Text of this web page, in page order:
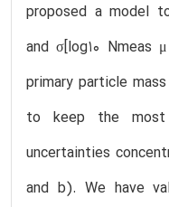
proposed a model
and σ[log10
primary particle
to keep the most
uncertainties
and b). We have